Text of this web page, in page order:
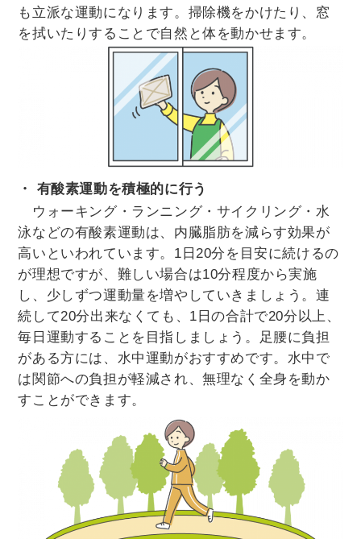
も立派な運動になります。掃除機をかけたり、窓
を拭いたりすることで自然と体を動かせます。
・ 有酸素運動を積極的に行う
ウォーキング・ランニング・サイクリング・水
泳などの有酸素運動は、内臓脂肪を減らす効果が
高いといわれています。1日20分を目安に続けるの
が理想ですが、難しい場合は10分程度から実施
し、少しずつ運動量を増やしていきましょう。連
続して20分出来なくても、1日の合計で20分以上、
毎日運動することを目指しましょう。足腰に負担
がある方には、水中運動がおすすめです。水中で
は関節への負担が軽減され、無理なく全身を動か
すことができます。